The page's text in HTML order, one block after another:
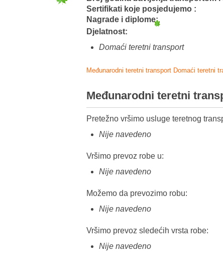
Sertifikati koje posjedujemo :
Nagrade i diplome:
Djelatnost:
Domaći teretni transport
Međunarodni teretni transport Domaći teretni
Međunarodni teretni
Pretežno vršimo usluge teretnog
Nije navedeno
Vršimo prevoz robe u:
Nije navedeno
Možemo da prevozimo robu:
Nije navedeno
Vršimo prevoz sledećih vrsta robe:
Nije navedeno